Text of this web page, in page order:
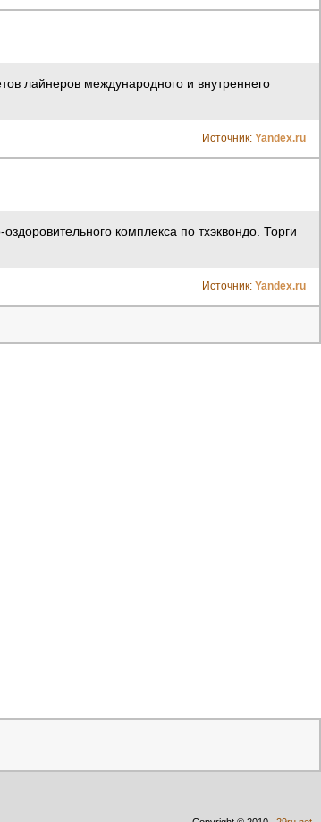
лайнеров международного и внутреннего
Источник: Yandex.ru
комплекса по тхэквондо. Торги
Источник: Yandex.ru